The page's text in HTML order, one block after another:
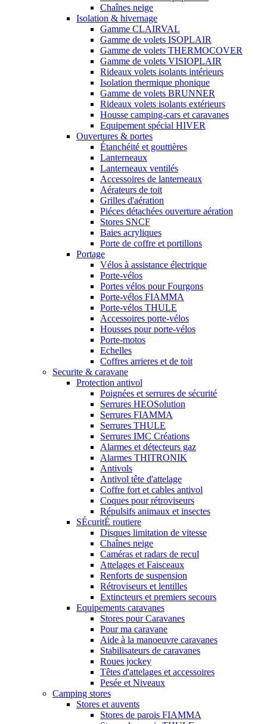
Chaînes neige
Isolation & hivernage
Gamme CLAIRVAL
Gamme de volets ISOPLAIR
Gamme de volets THERMOCOVER
Gamme de volets VISIOPLAIR
Rideaux volets isolants intérieurs
Isolation thermique phonique
Gamme de volets BRUNNER
Rideaux volets isolants extérieurs
Housse camping-cars et caravanes
Equipement spécial HIVER
Ouvertures & portes
Étanchéité et gouttières
Lanterneaux
Lanterneaux ventilés
Accessoires de lanterneaux
Aérateurs de toit
Grilles d'aération
Piéces détachées ouverture aération
Stores SNCF
Baies acryliques
Porte de coffre et portillons
Portage
Vélos à assistance électrique
Porte-vélos
Portes vélos pour Fourgons
Porte-vélos FIAMMA
Porte-vélos THULE
Accessoires porte-vélos
Housses pour porte-vélos
Porte-motos
Echelles
Coffres arrieres et de toit
Securite & caravane
Protection antivol
Poignées et serrures de sécurité
Serrures HEOSolution
Serrures FIAMMA
Serrures THULE
Serrures IMC Créations
Alarmes et détecteurs gaz
Alarmes THITRONIK
Antivols
Antivol tête d'attelage
Coffre fort et cables antivol
Coques pour rétroviseurs
Répulsifs animaux et insectes
SÉcuritÉ routiere
Disques limitation de vitesse
Chaînes neige
Caméras et radars de recul
Attelages et Faisceaux
Renforts de suspension
Rétroviseurs et lentilles
Extincteurs et premiers secours
Equipements caravanes
Stores pour Caravanes
Pour ma caravane
Aide à la manoeuvre caravanes
Stabilisateurs de caravanes
Roues jockey
Têtes d'attelages et accessoires
Pesée et Niveaux
Camping stores
Stores et auvents
Stores de parois FIAMMA